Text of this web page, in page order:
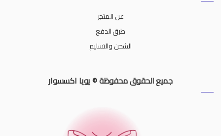
عن المتجر
طرق الدفع
الشحن والتسليم
جميع الحقوق محفوظة © يويا اكسسوار